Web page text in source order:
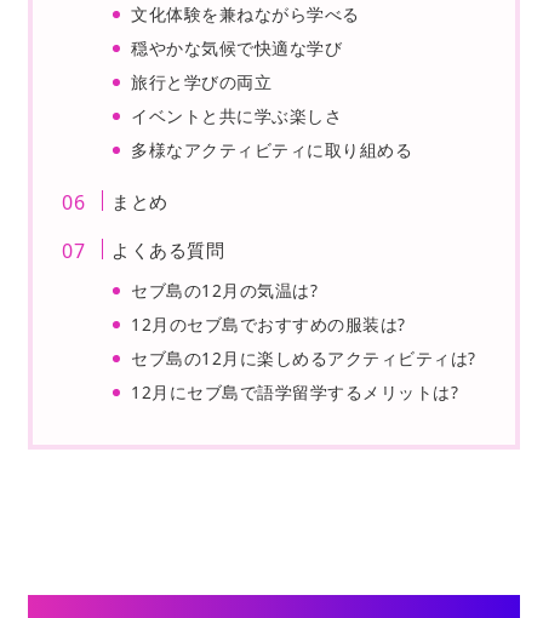
文化体験を兼ねながら学べる
穏やかな気候で快適な学び
旅行と学びの両立
イベントと共に学ぶ楽しさ
多様なアクティビティに取り組める
まとめ
よくある質問
セブ島の12月の気温は?
12月のセブ島でおすすめの服装は?
セブ島の12月に楽しめるアクティビティは?
12月にセブ島で語学留学するメリットは?